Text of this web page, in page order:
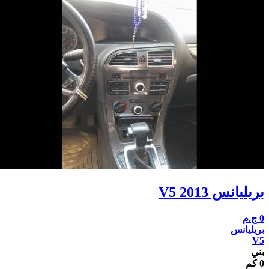
بريليانس V5 2013
0 ج.م
بريليانس
V5
بني
0 كم